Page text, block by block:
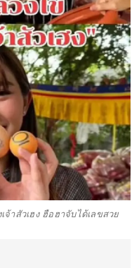
าสัวเฮง ฮือฮาจับได้เลขสวย